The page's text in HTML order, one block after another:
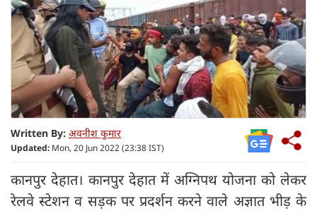
Written By: अवनीश कुमार
Updated: Mon, 20 Jun 2022 (23:38 IST)
कानपुर देहात। कानपुर देहात में अग्निपथ योजना को लेकर
रेलवे स्टेशन व सड़क पर प्रदर्शन करने वाले अज्ञात भीड़ के